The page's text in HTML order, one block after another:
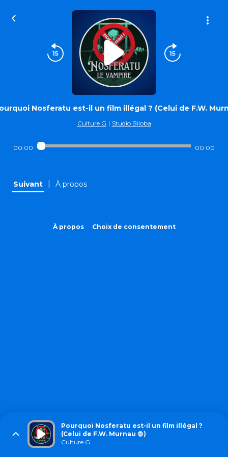
Nosferatu est-il un film illégal ? (Celui de F.W.
Culture G | Studio Biloba
00:00 00:00
Suivant À propos
À propos Choix de consentement
⁠⁠Pourquoi Nosferatu est-il un film illégal ?
(Celui de F.W. Murnau 🧛)
Culture G